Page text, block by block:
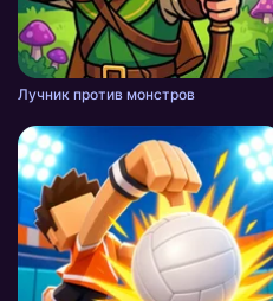
Лучник против монстров